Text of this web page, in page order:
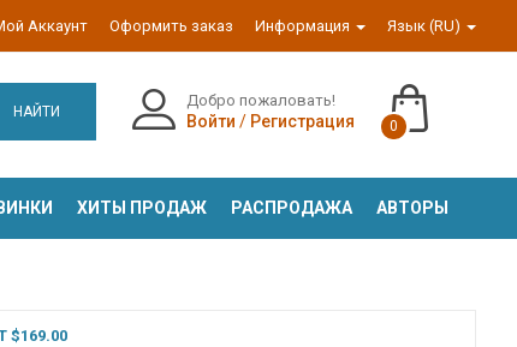
Аккаунт Оформить заказ Информация Язык (RU)
НАЙТИ
Добро пожаловать!
Войти / Регистрация 0
ХИТЫ ПРОДАЖ РАСПРОДАЖА АВТОРЫ